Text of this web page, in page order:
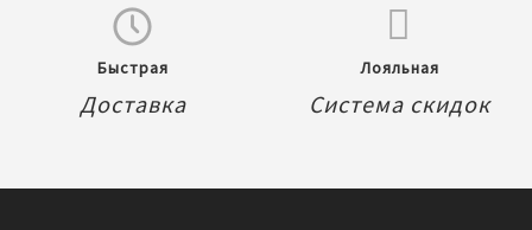
Быстрая
Доставка
Лояльная
Система скидок